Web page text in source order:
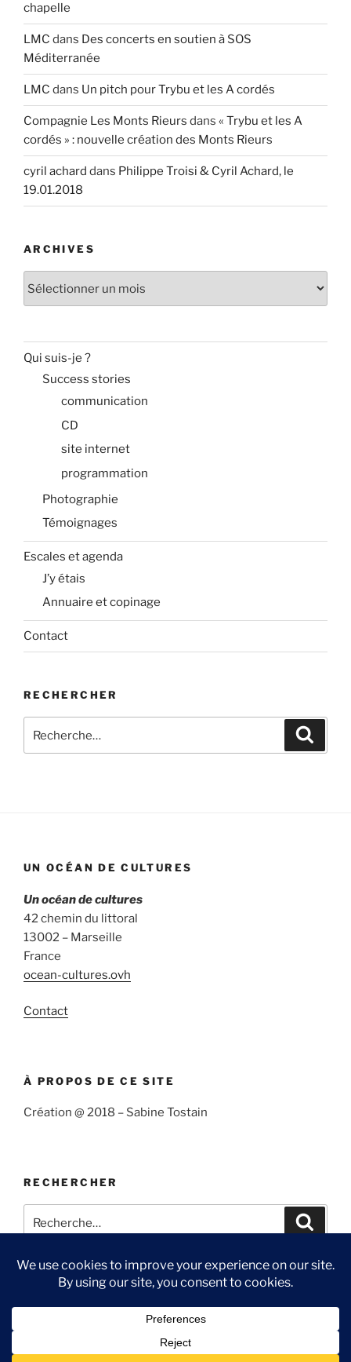
chapelle
LMC dans Des concerts en soutien à SOS
Méditerranée
LMC dans Un pitch pour Trybu et les A cordés
Compagnie Les Monts Rieurs dans « Trybu et les A
cordés » : nouvelle création des Monts Rieurs
cyril achard dans Philippe Troisi & Cyril Achard, le
19.01.2018
ARCHIVES
Qui suis-je ?
Success stories
communication
CD
site internet
programmation
Photographie
Témoignages
Escales et agenda
J’y étais
Annuaire et copinage
Contact
RECHERCHER
pour
UN OCÉAN DE CULTURES
Un océan de cultures
42 chemin du littoral
13002 – Marseille
France
ocean-cultures.ovh
Contact
À PROPOS DE CE SITE
Création @ 2018 – Sabine Tostain
RECHERCHER
pour
Suivre
Me
Ma
Contact